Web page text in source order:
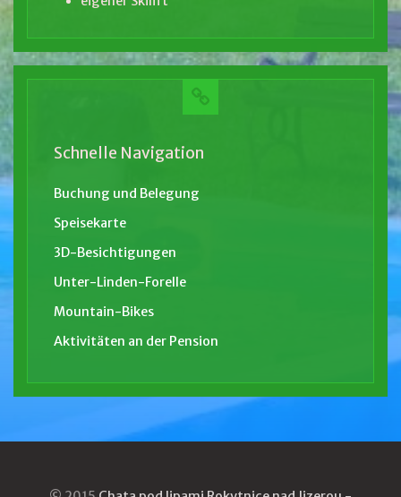
Schnelle Navigation
Buchung und Belegung
Speisekarte
3D-Besichtigungen
Unter-Linden-Forelle
Mountain-Bikes
Aktivitäten an der Pension